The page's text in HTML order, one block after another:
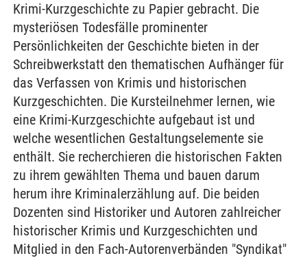
Krimi-Kurzgeschichte zu Papier gebracht. Die
mysteriösen Todesfälle prominenter
Persönlichkeiten der Geschichte bieten in der
Schreibwerkstatt den thematischen Aufhänger für
das Verfassen von Krimis und historischen
Kurzgeschichten. Die Kursteilnehmer lernen, wie
eine Krimi-Kurzgeschichte aufgebaut ist und
welche wesentlichen Gestaltungselemente sie
enthält. Sie recherchieren die historischen Fakten
zu ihrem gewählten Thema und bauen darum
herum ihre Kriminalerzählung auf. Die beiden
Dozenten sind Historiker und Autoren zahlreicher
historischer Krimis und Kurzgeschichten und
Mitglied in den Fach-Autorenverbänden "Syndikat"